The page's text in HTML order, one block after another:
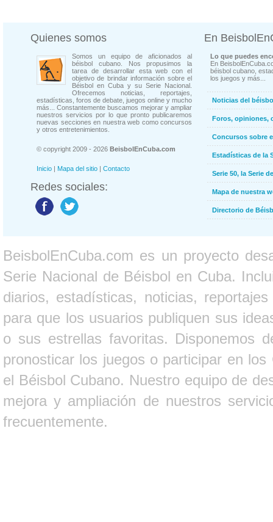
Quienes somos
Somos un equipo de aficionados al
béisbol cubano. Nos propusimos la
tarea de desarrollar esta web con el
objetivo de brindar información sobre el
Béisbol en Cuba y su Serie Nacional.
Ofrecemos noticias, reportajes,
estadísticas, foros de debate, juegos online y mucho
más... Constantemente buscamos mejorar y ampliar
nuestros servicios por lo que pronto publicaremos
nuevas secciones en nuestra web como concursos
y otros entretenimientos.
© copyright 2009 - 2026 BeisbolEnCuba.com
Inicio | Mapa del sitio | Contacto
Redes sociales:
En
Lo que puedes
En
béisbol cubano,
los juegos y más...
Noticias del
Foros, opiniones,
Concursos sobre
Estadísticas de la
Serie 50, la Serie
Mapa de nuestra
Directorio de
BeisbolEnCuba.com es un proyecto
Serie Nacional de Béisbol en Cuba.
diarios, estadísticas, noticias,
para que los usuarios publiquen sus
o sus estrellas favoritas. Disponemos
pronosticar los juegos o participar en
el Béisbol Cubano. Nuestro equipo de
mejora y ampliación de nuestros
frecuentemente.